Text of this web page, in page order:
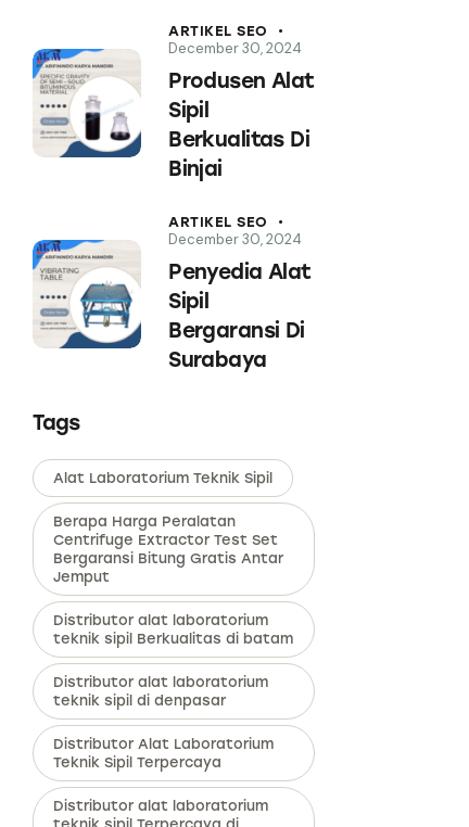
ARTIKEL SEO
December 30, 2024
Produsen Alat
Sipil
Berkualitas Di
Binjai
ARTIKEL SEO
December 30, 2024
Penyedia Alat
Sipil
Bergaransi Di
Surabaya
Tags
Alat Laboratorium Teknik Sipil
Berapa Harga Peralatan
Centrifuge Extractor Test Set
Bergaransi Bitung Gratis Antar
Jemput
Distributor alat laboratorium
teknik sipil Berkualitas di batam
Distributor alat laboratorium
teknik sipil di denpasar
Distributor Alat Laboratorium
Teknik Sipil Terpercaya
Distributor alat laboratorium